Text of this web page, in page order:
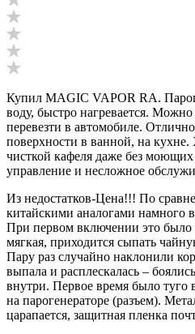
Купил MAGIC VAPOR RA.
воду, быстро нагревается. Можно
перевезти в автомобиле.
поверхности в ванной, на кухне.
чисткой кафеля даже без моющих
управление и несложное
Из недостатков-Цена!!! По
китайскими аналогами намного
При первом включении это было
мягкая, приходится сыпать
Пару раз случайно наклонили
выпала и расплескалась –
внутри. Первое время было туго
на парогенераторе (разъем).
царапается, защитная пленка